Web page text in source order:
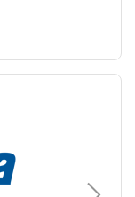
Ecran